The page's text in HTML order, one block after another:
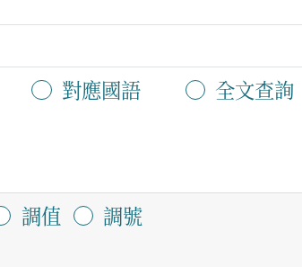
對應國語 全文查詢
調值 調號